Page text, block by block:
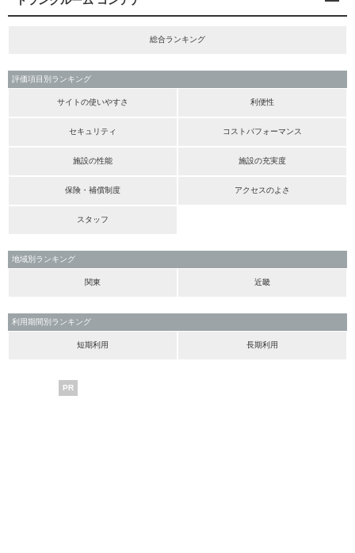
総合ランキング
評価項目別ランキング
サイトの使いやすさ 利便性
セキュリティ コストパフォーマンス
施設の性能 施設の充実度
保険・補償制度 アクセスのよさ
スタッフ
地域別ランキング
関東 近畿
利用期間別ランキング
短期利用 長期利用
PR